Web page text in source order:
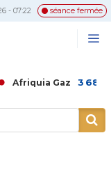
- 07:22 séance fermée
Gaz 3 680,00 -